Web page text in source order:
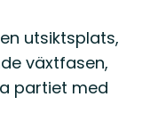
utsiktsplats,
växtfasen,
partiet med